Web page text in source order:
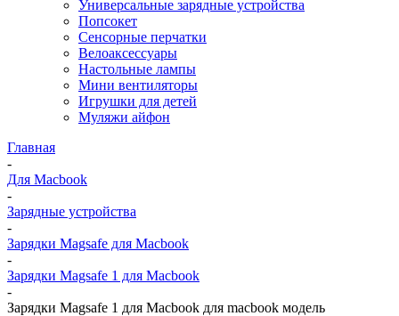
Универсальные зарядные устройства
Попсокет
Сенсорные перчатки
Велоаксессуары
Настольные лампы
Мини вентиляторы
Игрушки для детей
Муляжи айфон
Главная
-
Для Macbook
-
Зарядные устройства
-
Зарядки Magsafe для Macbook
-
Зарядки Magsafe 1 для Macbook
-
Зарядки Magsafe 1 для Macbook для macbook модель